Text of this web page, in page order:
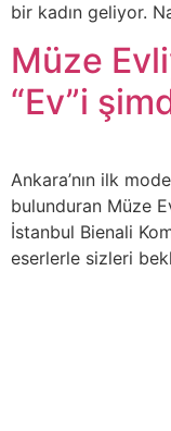
bir kadın geliyor.
Müze
“Ev”i
Ankara’nın ilk
bulunduran Müze
İstanbul Bienali
eserlerle sizleri